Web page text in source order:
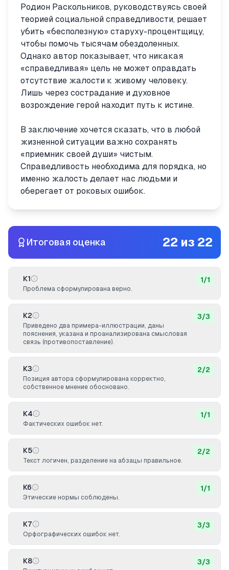
Родион Раскольников, руководствуясь своей
теорией социальной справедливости, решает
убить «бесполезную» старуху-процентщицу,
чтобы помочь тысячам обездоленных.
Однако автор показывает, что никакая
«справедливая» цель не может оправдать
отсутствие жалости к живому человеку.
Лишь через сострадание и духовное
возрождение герой находит путь к истине.
В заключение хочется сказать, что в любой
жизненной ситуации важно сохранять
«приемник своей души» чистым.
Справедливость необходима для порядка, но
именно жалость делает нас людьми и
оберегает от роковых ошибок.
Итоговая оценка 22 из 22
К1
Проблема сформулирована верно.
1/1
К2
Приведено два примера-иллюстрации, даны
пояснения, указана и проанализирована смысловая
связь (противопоставление).
3/3
К3
Позиция автора сформулирована корректно,
собственное мнение обосновано.
2/2
К4
Фактических ошибок нет.
1/1
К5
Текст логичен, разделение на абзацы правильное.
2/2
К6
Этические нормы соблюдены.
1/1
К7
Орфографических ошибок нет.
3/3
К8 3/3